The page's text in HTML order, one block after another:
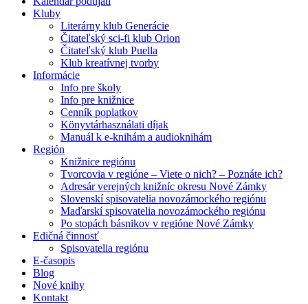
Kluby
Literárny klub Generácie
Čitateľský sci-fi klub Orion
Čitateľský klub Puella
Klub kreatívnej tvorby
Informácie
Info pre školy
Info pre knižnice
Cenník poplatkov
Könyvtárhasználati díjak
Manuál k e-knihám a audioknihám
Región
Knižnice regiónu
Tvorcovia v regióne – Viete o nich? – Poznáte ich?
Adresár verejných knižníc okresu Nové Zámky
Slovenskí spisovatelia novozámockého regiónu
Maďarskí spisovatelia novozámockého regiónu
Po stopách básnikov v regióne Nové Zámky
Edičná činnosť
Spisovatelia regiónu
E-časopis
Blog
Nové knihy
Kontakt